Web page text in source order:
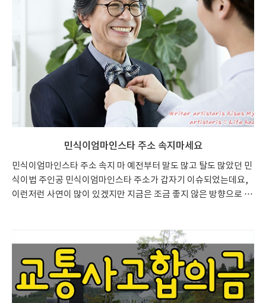
분의 사람들이 단독으로 판매되는 운전자보험추천 상품에 대한 요
점을 잘 모르고 있습니다. 운전자보험이라는 건 운전을 하다가 사고
를 냈을 경우 형사처벌을 받게 되는 경우가 있는데요, 이런 경우에
형사합의금과 벌금 그..
민식이엄마인스타 주소 속지마세요
민식이엄마인스타 주소 속지 마 예전부터 말도 많고 탈도 많았던 민
식이법 주인공 민식이엄마인스타 주소가 갑자기 이슈되었는데요,
이런저런 사연이 많이 있겠지만 지금은 조금 좋지 않은 방향으로 흘
마인스타 주소에 대한 내용부터 확인해보겠습니다. 기본적으로 민
식이엄마 인스타 주소는 www.instagram.com/bch_87/ 입니다.
민식이엄마인스타 주소 비공개 현재는 민식이엄마인스타 계정이
비공개로 전환되었는데요, 이는 나경원 의원에 대해 글을 남긴 부분
들이 이슈화되어서 뭇매를 맞고 있는 듯 합니다. 자식을 잃은 어머니